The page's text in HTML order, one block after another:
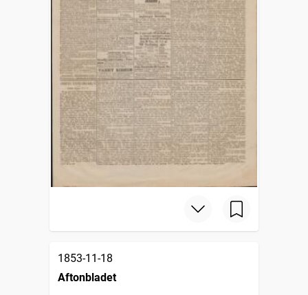
1853-11-18
Aftonbladet